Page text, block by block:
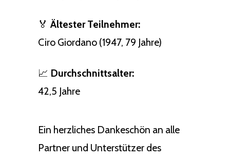
🏅 Ältester Teilnehmer:
Ciro Giordano (1947, 79 Jahre)
📈 Durchschnittsalter:
42,5 Jahre
Ein herzliches Dankeschön an alle
Partner und Unterstützer des